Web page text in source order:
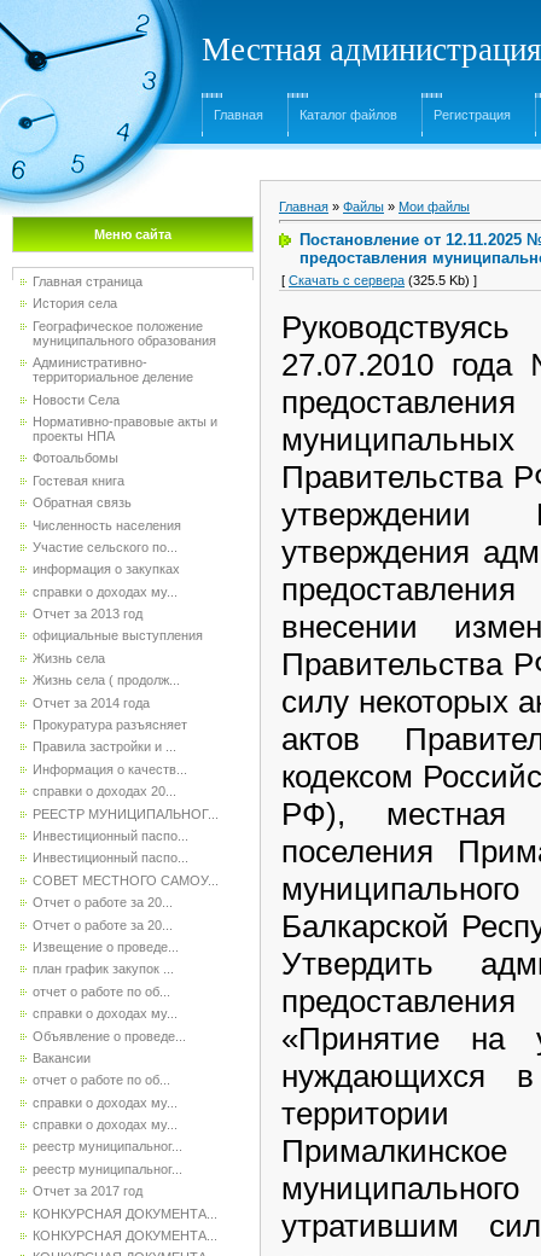
Местная
Главная Каталог файлов Регистрация
Меню сайта
Главная страница
История села
Географическое положение
муниципального образования
Административно-
территориальное деление
Новости Села
Нормативно-правовые акты и
проекты НПА
Фотоальбомы
Гостевая книга
Обратная связь
Численность населения
Участие сельского по...
информация о закупках
справки о доходах му...
Отчет за 2013 год
официальные выступления
Жизнь села
Жизнь села ( продолж...
Отчет за 2014 года
Прокуратура разъясняет
Правила застройки и ...
Информация о качеств...
справки о доходах 20...
РЕЕСТР МУНИЦИПАЛЬНОГ...
Инвестиционный паспо...
Инвестиционный паспо...
СОВЕТ МЕСТНОГО САМОУ...
Отчет о работе за 20...
Отчет о работе за 20...
Извещение о проведе...
план график закупок ...
отчет о работе по об...
справки о доходах му...
Объявление о проведе...
Вакансии
отчет о работе по об...
справки о доходах му...
справки о доходах му...
реестр муниципальног...
реестр муниципальног...
Отчет за 2017 год
КОНКУРСНАЯ ДОКУМЕНТА...
КОНКУРСНАЯ ДОКУМЕНТА...
Главная » Файлы » Мои файлы
Постановление от 12.11.2025
предоставления
[ Скачать с сервера (325.5 Kb) ]
27.07.2010
Правительства
утверждения
внесении
Правительства
силу некоторых
актов
кодексом
РФ), местная
поселения
Балкарской
Утвердить
«Принятие на
нуждающихся
территории
утратившим